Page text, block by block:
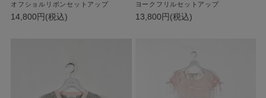
オフショルリボンセットアップ
14,800円(税込)
ヨークフリルセットアップ
13,800円(税込)